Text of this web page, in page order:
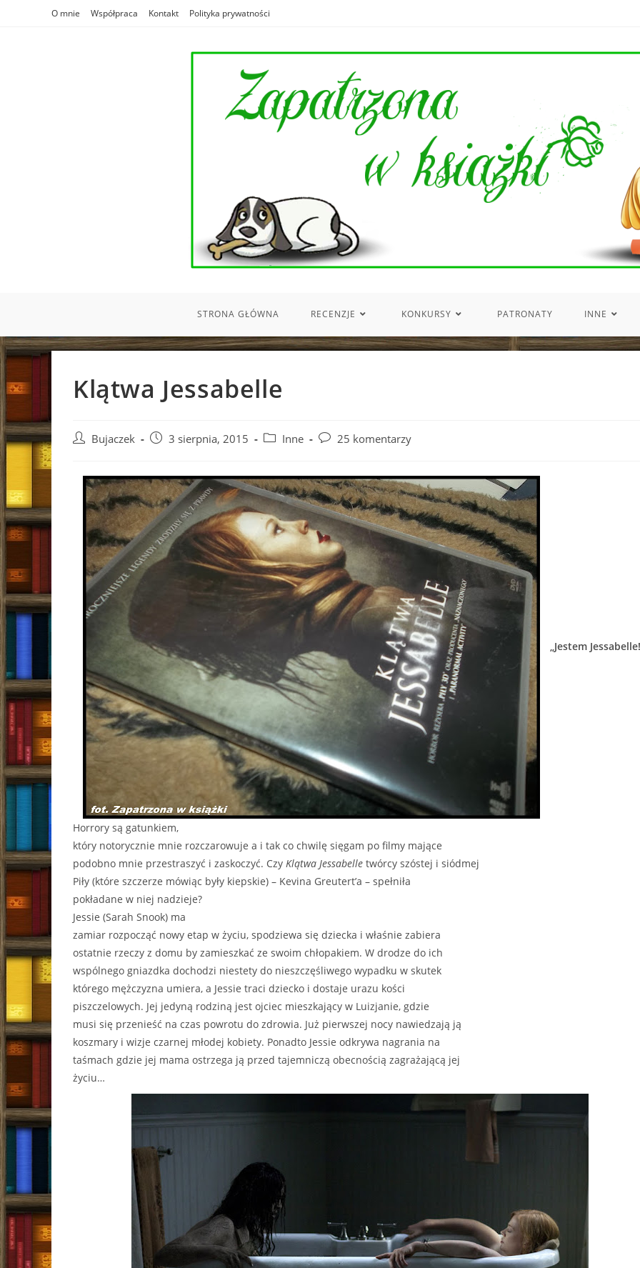
O mnie Współpraca Kontakt Polityka prywatności
STRONA GŁÓWNA RECENZJE KONKURSY PATRONATY INNE
Klątwa Jessabelle
Post Bujaczek
Post3 sierpnia, 2015
Post Inne
Post 25 komentarzy
„Jestem
Horrory są gatunkiem,
który notorycznie mnie rozczarowuje a i tak co chwilę sięgam po filmy mające
podobno mnie przestraszyć i zaskoczyć. Czy Klątwa Jessabelle twórcy szóstej i siódmej
Piły (które szczerze mówiąc były kiepskie) – Kevina Greutert’a – spełniła
pokładane w niej nadzieje?
Jessie (Sarah Snook) ma
zamiar rozpocząć nowy etap w życiu, spodziewa się dziecka i właśnie zabiera
ostatnie rzeczy z domu by zamieszkać ze swoim chłopakiem. W drodze do ich
wspólnego gniazdka dochodzi niestety do nieszczęśliwego wypadku w skutek
którego mężczyzna umiera, a Jessie traci dziecko i dostaje urazu kości
piszczelowych. Jej jedyną rodziną jest ojciec mieszkający w Luizjanie, gdzie
musi się przenieść na czas powrotu do zdrowia. Już pierwszej nocy nawiedzają ją
koszmary i wizje czarnej młodej kobiety. Ponadto Jessie odkrywa nagrania na
taśmach gdzie jej mama ostrzega ją przed tajemniczą obecnością zagrażającą jej
życiu…